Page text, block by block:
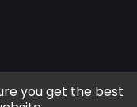
you get the best